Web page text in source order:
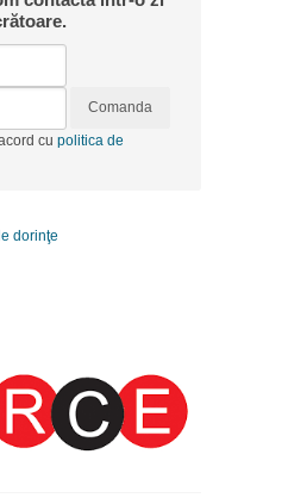
Comanda
cu politica de
dorinţe